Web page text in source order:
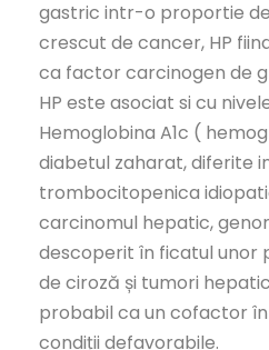
gastric intr-o proportie de
crescut de cancer, HP
ca factor carcinogen de
HP este asociat si cu
Hemoglobina A1c (
diabetul zaharat, diferite
trombocitopenica
carcinomul hepatic,
descoperit în ficatul unor
de ciroză și tumori
probabil ca un cofactor
condiții defavorabile.